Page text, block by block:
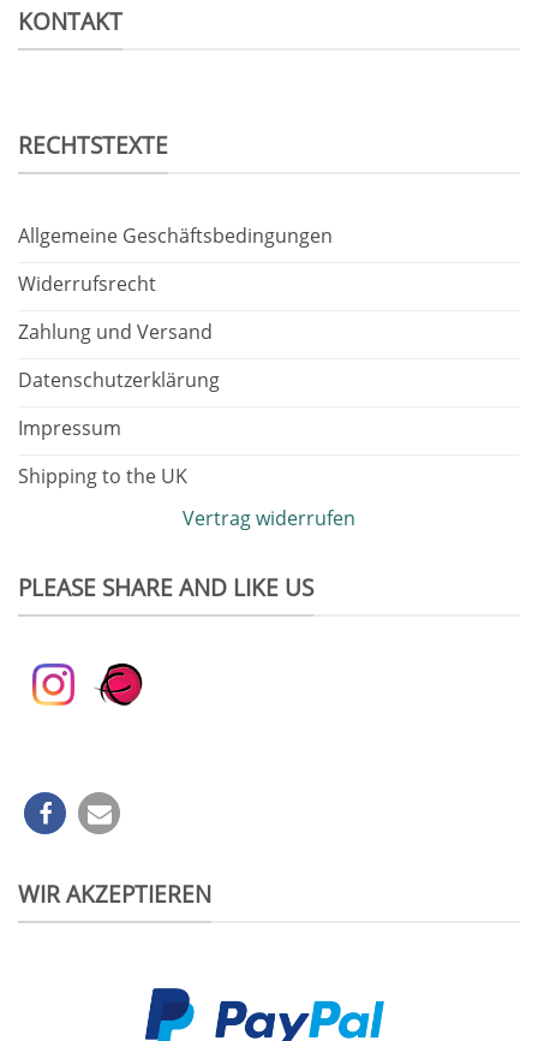
KONTAKT
RECHTSTEXTE
Allgemeine Geschäftsbedingungen
Widerrufsrecht
Zahlung und Versand
Datenschutzerklärung
Impressum
Shipping to the UK
Vertrag widerrufen
PLEASE SHARE AND LIKE US
WIR AKZEPTIEREN